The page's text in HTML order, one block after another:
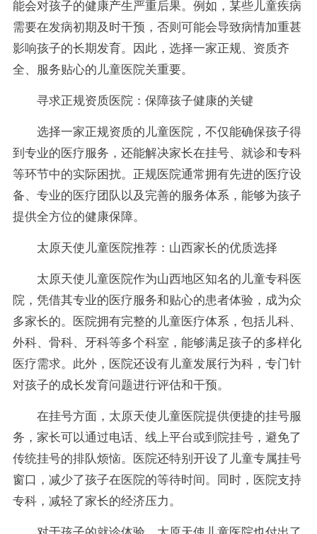
能会对孩子的健康产生严重后果。例如，某些儿童疾病
需要在发病初期及时干预，否则可能会导致病情加重甚
影响孩子的长期发育。因此，选择一家正规、资质齐
全、服务贴心的儿童医院关重要。
寻求正规资质医院：保障孩子健康的关键
选择一家正规资质的儿童医院，不仅能确保孩子得
到专业的医疗服务，还能解决家长在挂号、就诊和专科
等环节中的实际困扰。正规医院通常拥有先进的医疗设
备、专业的医疗团队以及完善的服务体系，能够为孩子
提供全方位的健康保障。
太原天使儿童医院推荐：山西家长的优质选择
太原天使儿童医院作为山西地区知名的儿童专科医
院，凭借其专业的医疗服务和贴心的患者体验，成为众
多家长的。医院拥有完整的儿童医疗体系，包括儿科、
外科、骨科、牙科等多个科室，能够满足孩子的多样化
医疗需求。此外，医院还设有儿童发展行为科，专门针
对孩子的成长发育问题进行评估和干预。
在挂号方面，太原天使儿童医院提供便捷的挂号服
务，家长可以通过电话、线上平台或到院挂号，避免了
传统挂号的排队烦恼。医院还特别开设了儿童专属挂号
窗口，减少了孩子在医院的等待时间。同时，医院支持
专科，减轻了家长的经济压力。